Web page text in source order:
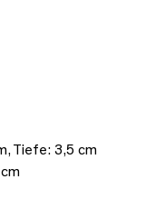
Tiefe: 3,5 cm